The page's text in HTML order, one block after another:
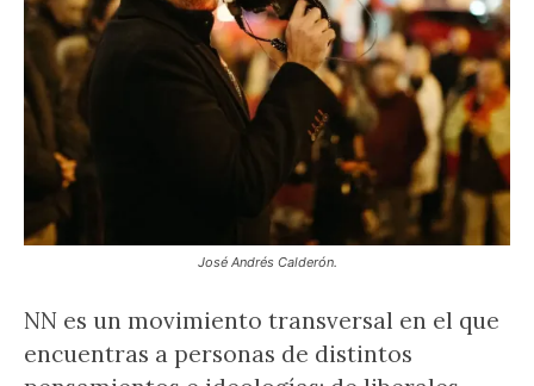
José Andrés Calderón.
NN es un movimiento transversal en el que
encuentras a personas de distintos